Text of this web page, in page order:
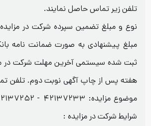
تلفن زیر تماس حاصل نمایند.
مبلغ پیشنهادی به صورت ضمانت نامه
ثبت شده سیستمی آخرین مهلت شرکت در
هفته پس از چاپ آگهی نوبت دوم. تلفن
شرایط شرکت در مزایده :